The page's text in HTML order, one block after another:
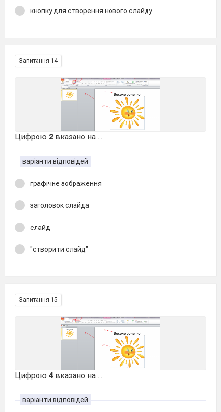
кнопку для створення нового слайду
Запитання 14
Цифрою 2 вказано на ...
варіанти відповідей
графічне зображення
заголовок слайда
слайд
"створити слайд"
Запитання 15
Цифрою 4 вказано на ...
варіанти відповідей